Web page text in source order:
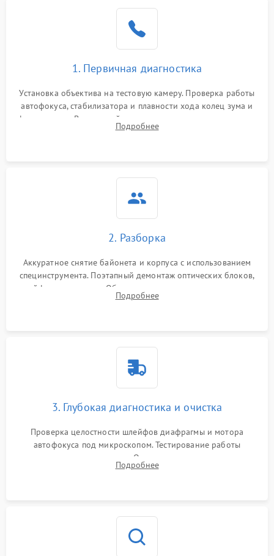
1. Первичная диагностика
Установка объектива на тестовую камеру. Проверка работы
автофокуса, стабилизатора и плавности хода колец зума и
фокусировки. Визуальный осмотр линз на наличие царапин,
грибка, пыли и оценка состояния контактов байонета.
Подробнее
2. Разборка
Аккуратное снятие байонета и корпуса с использованием
специнструмента. Поэтапный демонтаж оптических блоков,
шлейфов и приводов. Обязательная маркировка положения
линзовых групп для сохранения заводской центровки при
Подробнее
3. Глубокая диагностика и очистка
Проверка целостности шлейфов диафрагмы и мотора
автофокуса под микроскопом. Тестирование работы
электромагнитного привода. Очистка оптических элементов
от пыли, следов влаги и грибка спецрастворами без
Подробнее